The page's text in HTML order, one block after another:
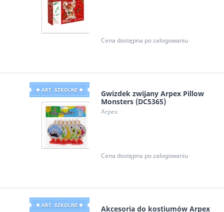
Cena dostępna po zalogowaniu
ART. SZKOLNE
Gwizdek zwijany Arpex Pillow
Monsters (DC5365)
Arpex
Cena dostępna po zalogowaniu
ART. SZKOLNE Akcesoria do kostiumów Arpex